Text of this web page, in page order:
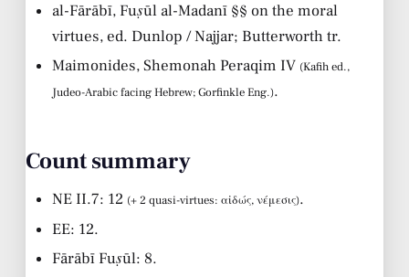
al-Fārābī, Fuṣūl al-Madanī§§ on the moral
virtues, ed. Dunlop / Najjar; Butterworth tr.
Maimonides,Shemonah Peraqim IV (Kafih ed.,
Judeo-Arabic facing Hebrew; Gorfinkle Eng.).
Count summary
NE II.7: 12 (+ 2 quasi-virtues: αἰδώς, νέμεσις).
EE: 12.
Fārābī Fuṣūl: 8.